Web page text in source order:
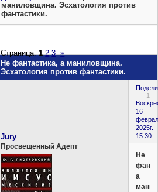
маниловщина. Эсхатология против
фантастики.
Не фантастика, а маниловщина.
Эсхатология против фантастики.
Страница:1 2 3 »
1
16
2025г.
15:30
Jury
Просвещенный Адепт
Не
а